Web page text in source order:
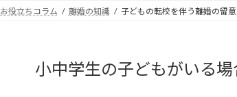
お役立ちコラム 離婚の知識 子どもの転校を伴う離婚の留
小中学生の子どもがいる